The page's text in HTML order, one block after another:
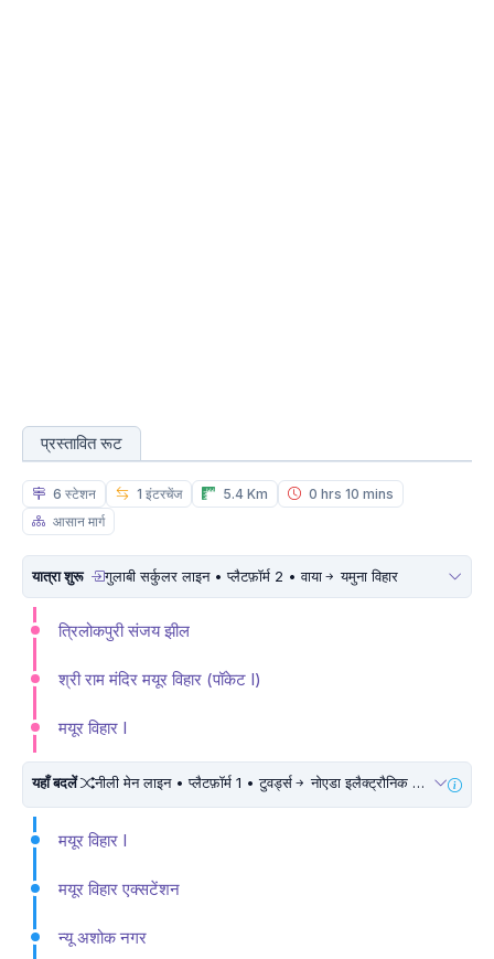
प्रस्तावित रूट
6 स्टेशन 1 इंटरचेंज 5.4 Km
0 hrs 10 mins
आसान मार्ग
यात्रा शुरू गुलाबी सर्कुलर लाइन • प्लैटफ़ॉर्म 2 • वाया यमुना विहार
त्रिलोकपुरी संजय झील
श्री राम मंदिर मयूर विहार (पॉकेट I)
मयूर विहार I
यहाँ बदलें नीली मेन लाइन • प्लैटफ़ॉर्म 1 • टुवर्ड्स नोएडा इलैक्ट्रौनिक सिटी • 5 मिनट चलें
मयूर विहार I
मयूर विहार एक्सटेंशन
न्यू अशोक नगर